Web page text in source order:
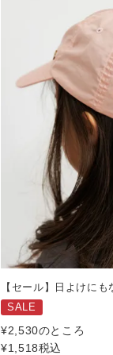
【セール】日よけに
SALE
¥2,530のところ
¥1,518税込